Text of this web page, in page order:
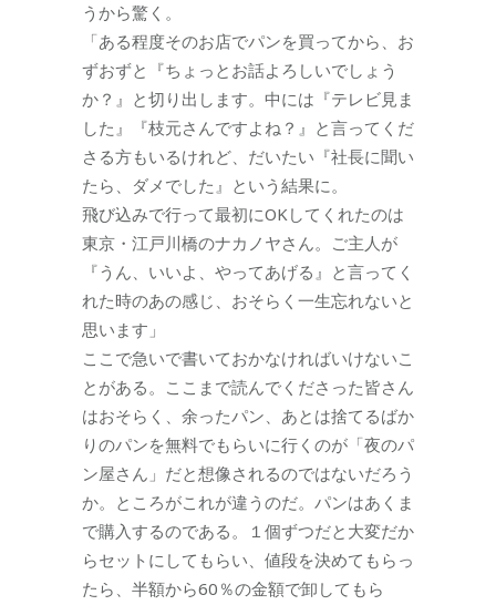
うから驚く。
「ある程度そのお店でパンを買ってから、お
ずおずと『ちょっとお話よろしいでしょう
か？』と切り出します。中には『テレビ見ま
した』『枝元さんですよね？』と言ってくだ
さる方もいるけれど、だいたい『社長に聞い
たら、ダメでした』という結果に。
飛び込みで行って最初にOKしてくれたのは
東京・江戸川橋のナカノヤさん。ご主人が
『うん、いいよ、やってあげる』と言ってく
れた時のあの感じ、おそらく一生忘れないと
思います」
ここで急いで書いておかなければいけないこ
とがある。ここまで読んでくださった皆さん
はおそらく、余ったパン、あとは捨てるばか
りのパンを無料でもらいに行くのが「夜のパ
ン屋さん」だと想像されるのではないだろう
か。ところがこれが違うのだ。パンはあくま
で購入するのである。１個ずつだと大変だか
らセットにしてもらい、値段を決めてもらっ
たら、半額から60％の金額で卸してもら